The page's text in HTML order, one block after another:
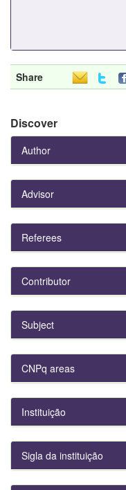
Share
Discover
Author
Advisor
Referees
Contributor
Subject
CNPq areas
Instituição
Sigla da instituição